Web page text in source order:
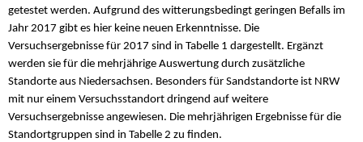
getestet werden. Aufgrund des witterungsbedingt geringen Befalls im
Jahr 2017 gibt es hier keine neuen Erkenntnisse. Die
Versuchsergebnisse für 2017 sind in Tabelle 1 dargestellt. Ergänzt
werden sie für die mehrjährige Auswertung durch zusätzliche
Standorte aus Niedersachsen. Besonders für Sandstandorte ist NRW
mit nur einem Versuchsstandort dringend auf weitere
Versuchsergebnisse angewiesen. Die mehrjährigen Ergebnisse für die
Standortgruppen sind in Tabelle 2 zu finden.